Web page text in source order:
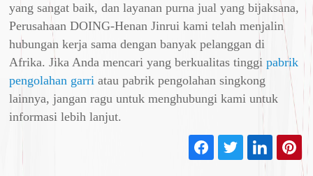
yang sangat baik, dan layanan purna jual yang bijaksana,
Perusahaan DOING-Henan Jinrui kami telah menjalin
hubungan kerja sama dengan banyak pelanggan di
Afrika. Jika Anda mencari yang berkualitas tinggipabrik
pengolahan garri atau pabrik pengolahan singkong
lainnya, jangan ragu untuk menghubungi kami untuk
informasi lebih lanjut.